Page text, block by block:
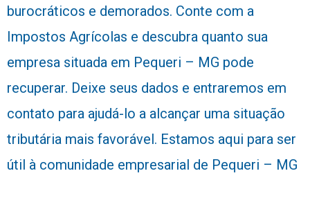
burocráticos e demorados. Conte com a
Impostos Agrícolas e descubra quanto sua
empresa situada em Pequeri – MG pode
recuperar. Deixe seus dados e entraremos em
contato para ajudá-lo a alcançar uma situação
tributária mais favorável. Estamos aqui para ser
útil à comunidade empresarial de Pequeri – MG